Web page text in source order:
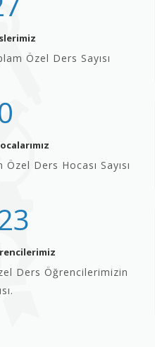
Özel Ders Sayısı
Ders Hocası Sayısı
Ders Öğrencilerimizin